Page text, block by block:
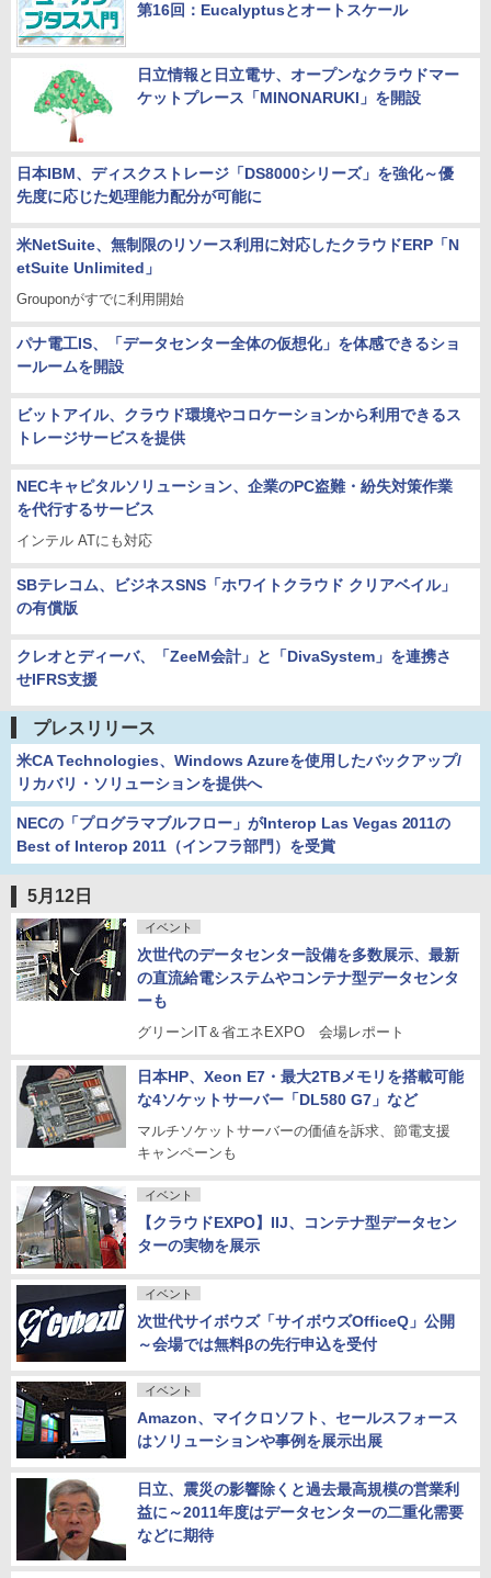
第16回：Eucalyptusとオートスケール
日立情報と日立電サ、オープンなクラウドマー
ケットプレース「MINONARUKI」を開設
日本IBM、ディスクストレージ「DS8000シリーズ」を強化～優
先度に応じた処理能力配分が可能に
米NetSuite、無制限のリソース利用に対応したクラウドERP「N
etSuite Unlimited」
Grouponがすでに利用開始
パナ電工IS、「データセンター全体の仮想化」を体感できるショ
ールームを開設
ビットアイル、クラウド環境やコロケーションから利用できるス
トレージサービスを提供
NECキャピタルソリューション、企業のPC盗難・紛失対策作業
を代行するサービス
インテル ATにも対応
SBテレコム、ビジネスSNS「ホワイトクラウド クリアベイル」
の有償版
クレオとディーバ、「ZeeM会計」と「DivaSystem」を連携さ
せIFRS支援
プレスリリース
米CA Technologies、Windows Azureを使用したバックアップ/
リカバリ・ソリューションを提供へ
NECの「プログラマブルフロー」がInterop Las Vegas 2011の
Best of Interop 2011（インフラ部門）を受賞
5月12日
イベント
次世代のデータセンター設備を多数展示、最新
の直流給電システムやコンテナ型データセンタ
ーも
グリーンIT＆省エネEXPO 会場レポート
日本HP、Xeon E7・最大2TBメモリを搭載可能
な4ソケットサーバー「DL580 G7」など
マルチソケットサーバーの価値を訴求、節電支援
キャンペーンも
イベント
【クラウドEXPO】IIJ、コンテナ型データセン
ターの実物を展示
イベント
次世代サイボウズ「サイボウズOfficeQ」公開
～会場では無料βの先行申込を受付
イベント
Amazon、マイクロソフト、セールスフォース
はソリューションや事例を展示出展
日立、震災の影響除くと過去最高規模の営業利
益に～2011年度はデータセンターの二重化需要
などに期待